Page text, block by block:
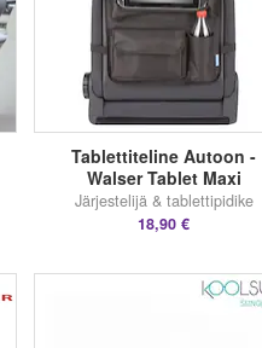
Tablettiteline Autoon -
Walser Tablet Maxi
Järjestelijä & tablettipidike
18,90 €